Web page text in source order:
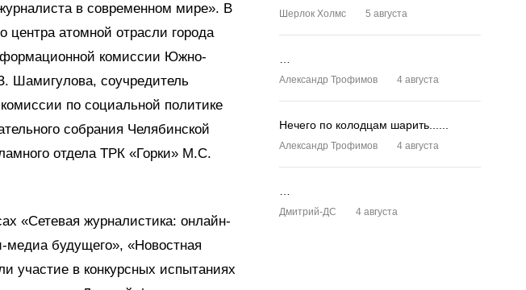
в современном мире». В
центра атомной отрасли города
комиссии Южно-
Шамигулова, соучредитель
по социальной политике
собрания Челябинской
отдела ТРК «Горки» М.С.
«Сетевая журналистика: онлайн-
медиа будущего», «Новостная
участие в конкурсных испытаниях
Шерлок Холмс 5 августа
Александр Трофимов 4 августа
Нечего по колодцам шарить......
Александр Трофимов 4 августа
Дмитрий-ДС 4 августа